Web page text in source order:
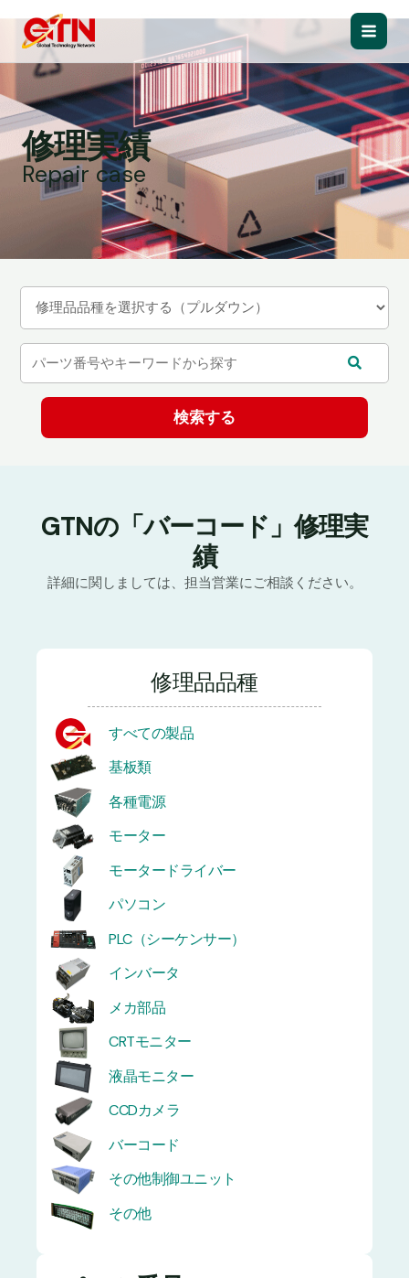
キ
ッ
Main
修理実績
Repair case
GTNの「バーコード」修理実
績
詳細に関しましては、担当営業にご相談ください。
修理品品種
すべての製品
基板類
各種電源
モーター
モータードライバー
パソコン
PLC（シーケンサー）
インバータ
メカ部品
CRTモニター
液晶モニター
CCDカメラ
バーコード
その他制御ユニット
その他